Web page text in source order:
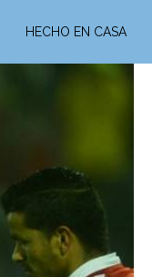
HECHO EN CASA